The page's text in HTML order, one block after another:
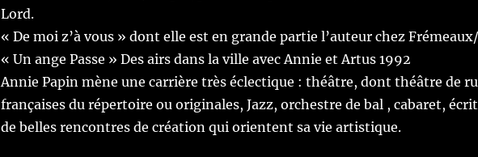
Lord.
« De moi z’à vous » dont elle est en grande partie l’auteur chez
« Un ange Passe » Des airs dans la ville avec Annie et Artus 1992
Annie Papin mène une carrière très éclectique : théâtre, dont théâtre de
françaises du répertoire ou originales, Jazz, orchestre de bal , cabaret,
de belles rencontres de création qui orientent sa vie artistique.